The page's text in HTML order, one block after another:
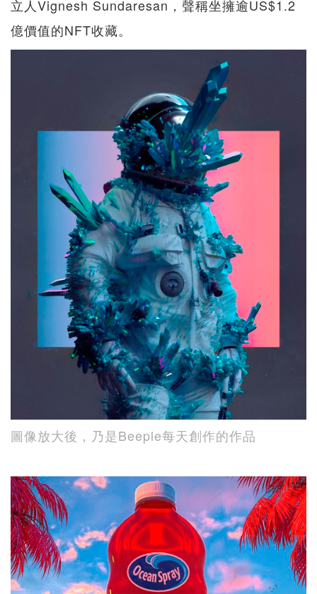
立人Vignesh Sundaresan，聲稱坐擁逾US$1.2
億價值的NFT收藏。
圖像放大後，乃是Beeple每天創作的作品